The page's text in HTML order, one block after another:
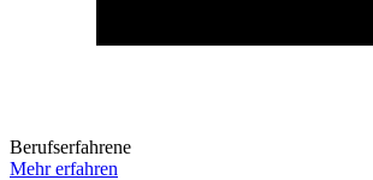
Berufserfahrene
Mehr erfahren